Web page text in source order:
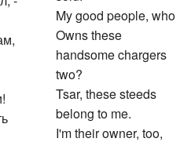
My good people, who
Owns these
handsome chargers
two?
Tsar, these steeds
belong to me.
I'm their owner, too,